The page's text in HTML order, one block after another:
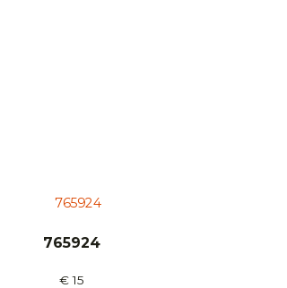
765924
€15